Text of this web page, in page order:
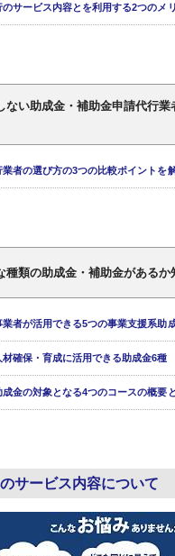
のサービス内容とを利用する2つのメ
ない助成金・補助金申請代行
業者の選び方の3つの比較ポイントを
種類の助成金・補助金があるか
業者が活用できる5つの事業支援系助
材確保・育成に活用できる助成金6種
成金の対象となる4つのコースの概要
サービス内容について